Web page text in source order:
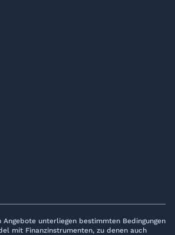
unterliegen bestimmten Bedingungen
mit Finanzinstrumenten, zu denen auch